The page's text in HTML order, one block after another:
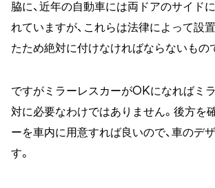
脇に、近年の自動車には両ドアのサイド
れていますが、これらは法律によって設
たため絶対に付けなければならないもの
ですがミラーレスカーがOKになればミ
対に必要なわけではありません。後方を
ーを車内に用意すれば良いので、車のデ
す。